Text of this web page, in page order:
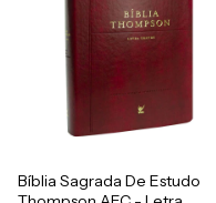
Bíblia Sagrada De Estudo